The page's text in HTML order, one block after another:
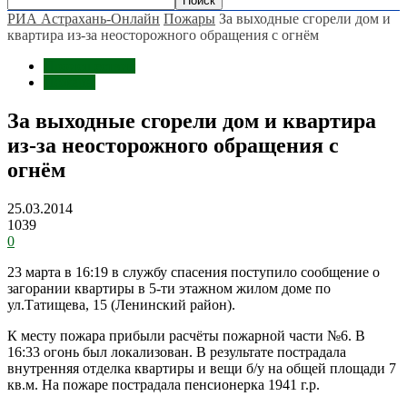
РИА Астрахань-Онлайн Пожары За выходные сгорели дом и
квартира из-за неосторожного обращения с огнём
За выходные сгорели дом и квартира
из-за неосторожного обращения с
огнём
25.03.2014
1039
0
23 марта в 16:19 в службу спасения поступило сообщение о
загорании квартиры в 5-ти этажном жилом доме по
ул.Татищева, 15 (Ленинский район).
К месту пожара прибыли расчёты пожарной части №6. В
16:33 огонь был локализован. В результате пострадала
внутренняя отделка квартиры и вещи б/у на общей площади 7
кв.м. На пожаре пострадала пенсионерка 1941 г.р.